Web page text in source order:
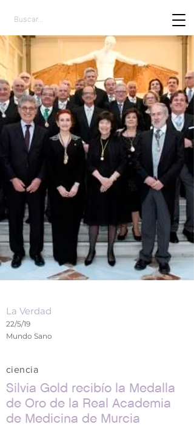
La Verdad
22/5/19
Mundo Sano
ciencia
Silvia Gold recibío la Medalla
de Oro de la Real Academia
de Medicina de Murcia